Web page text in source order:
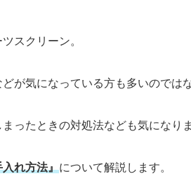
スクリーン。
が気になっている方も多いのでは
ったときの対処法なども気になり
れ方法』について解説します。